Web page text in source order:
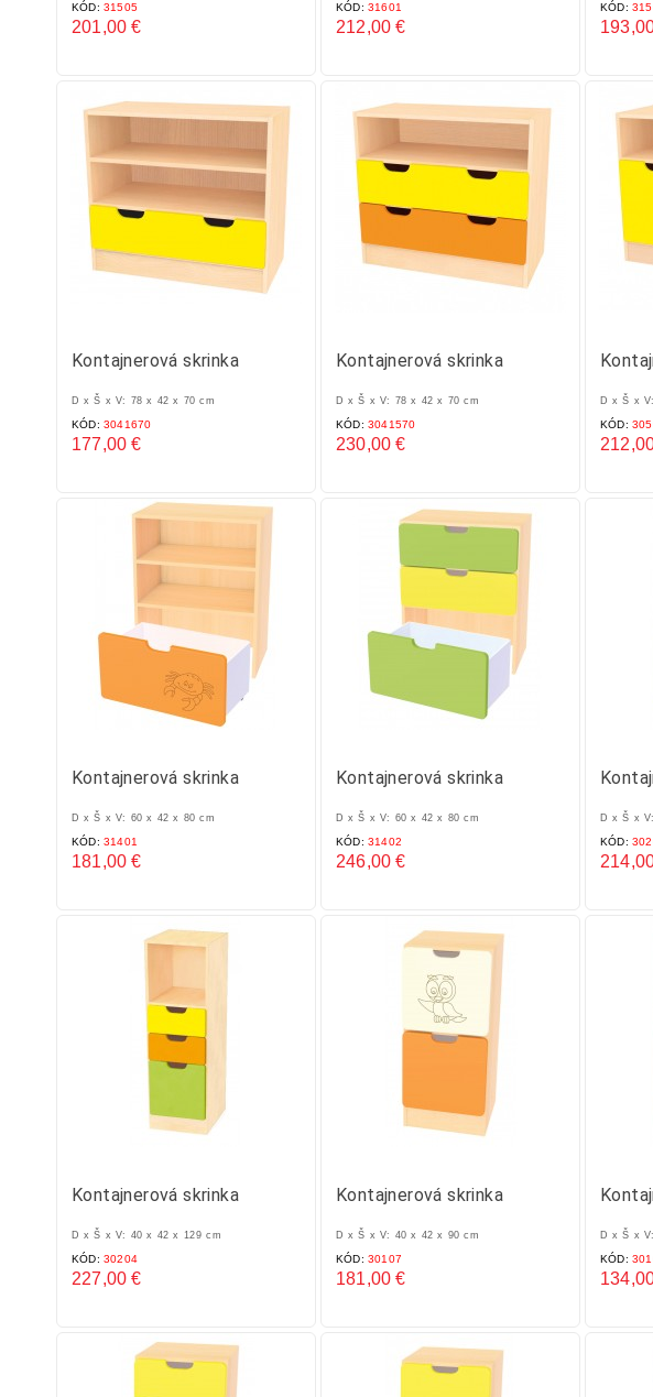
KÓD: 31505
201,00 €
KÓD: 31601
212,00 €
KÓD:
Kontajnerová skrinka
D x Š x V: 78 x 42 x 70 cm
KÓD: 3041670
177,00 €
Kontajnerová skrinka
D x Š x V: 78 x 42 x 70 cm
KÓD: 3041570
230,00 €
D x Š x
KÓD:
Kontajnerová skrinka
D x Š x V: 60 x 42 x 80 cm
KÓD: 31401
181,00 €
Kontajnerová skrinka
D x Š x V: 60 x 42 x 80 cm
KÓD: 31402
246,00 €
D x Š x
KÓD:
Kontajnerová skrinka
D x Š x V: 40 x 42 x 129 cm
KÓD: 30204
227,00 €
Kontajnerová skrinka
D x Š x V: 40 x 42 x 90 cm
KÓD: 30107
181,00 €
D x Š x
KÓD: